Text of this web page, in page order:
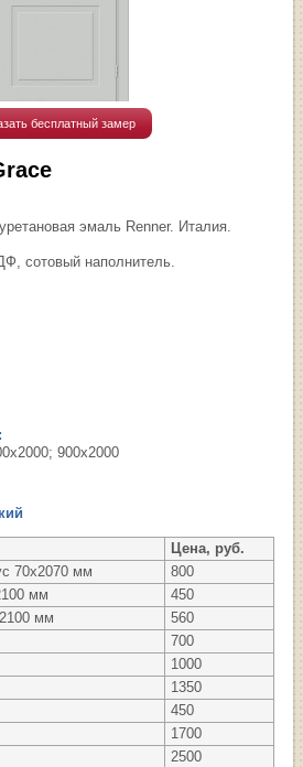
бесплатный замер
эмаль Renner. Италия.
сотовый наполнитель.
900х2000
Цена, руб.
70х2070 мм
800
мм
450
мм
560
700
1000
1350
450
1700
2500